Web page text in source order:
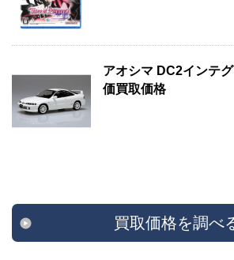
アオシマ DC2インテ
価買取価格
買取価格を調べ